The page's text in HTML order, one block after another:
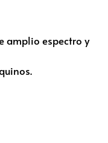
amplio espectro y